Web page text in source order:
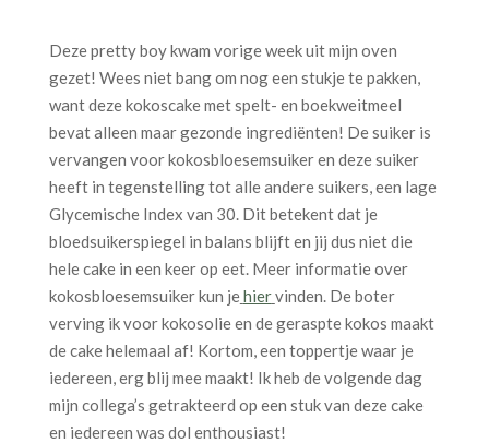
Deze pretty boy kwam vorige week uit mijn oven
gezet! Wees niet bang om nog een stukje te pakken,
want deze kokoscake met spelt- en boekweitmeel
bevat alleen maar gezonde ingrediënten! De suiker is
vervangen voor kokosbloesemsuiker en deze suiker
heeft in tegenstelling tot alle andere suikers, een lage
Glycemische Index van 30. Dit betekent dat je
bloedsuikerspiegel in balans blijft en jij dus niet die
hele cake in een keer op eet. Meer informatie over
kokosbloesemsuiker kun jehiervinden. De boter
verving ik voor kokosolie en de geraspte kokos maakt
de cake helemaal af! Kortom, een toppertje waar je
iedereen, erg blij mee maakt! Ik heb de volgende dag
mijn collega’s getrakteerd op een stuk van deze cake
en iedereen was dol enthousiast!